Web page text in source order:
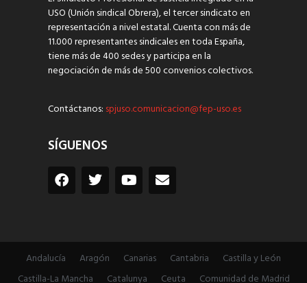
USO (Unión sindical Obrera), el tercer sindicato en
representación a nivel estatal. Cuenta con más de
11.000 representantes sindicales en toda España,
tiene más de 400 sedes y participa en la
negociación de más de 500 convenios colectivos.
Contáctanos: spjuso.comunicacion@fep-uso.es
SÍGUENOS
Andalucía Aragón Canarias Cantabria
Castilla y León
Castilla-La Mancha
Catalunya Ceuta Comunidad de Madrid